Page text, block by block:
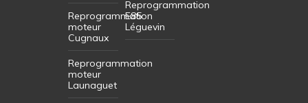
Reprogrammation
moteur
Cugnaux
Reprogrammation
moteur
Launaguet
Reprogrammation
E85
Léguevin